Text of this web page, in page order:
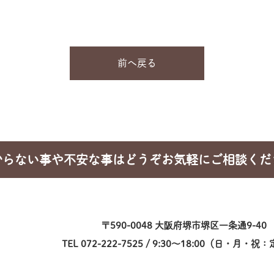
前へ戻る
ない事や不安な事はどうぞお気軽にご相談くだ
〒590-0048 大阪府堺市堺区一条通9-40
TEL 072-222-7525 / 9:30～18:00（日・月・祝：